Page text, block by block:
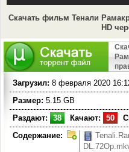
Скачать фильм Тенали
HD
Загрузил: 8 февраля 2020
Размер: 5.15 GB
Раздают:
38 Качают: 50
Содержание: